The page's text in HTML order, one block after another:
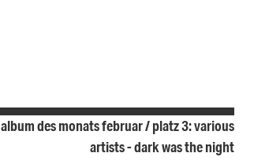
album des monats februar / platz 3: various
artists - dark was the night